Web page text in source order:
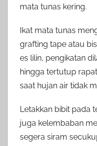
mata tunas kering.
Ikat mata tunas
grafting tape atau
es lilin, pengikatan
hingga tertutup
saat hujan air tidak
Letakkan bibit pada
juga kelembaban
segera siram